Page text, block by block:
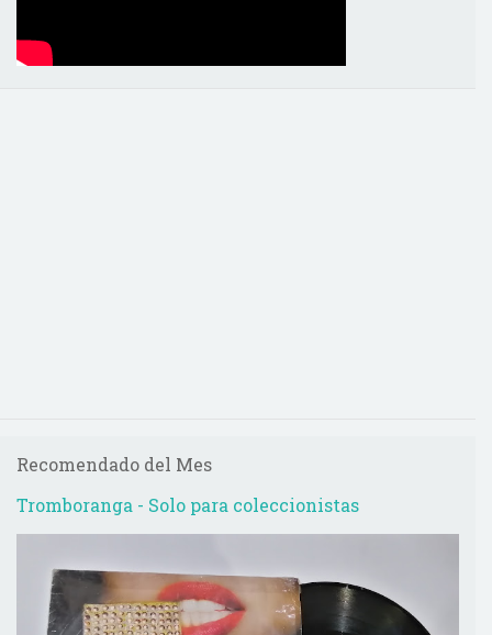
Recomendado del Mes
Tromboranga - Solo para coleccionistas